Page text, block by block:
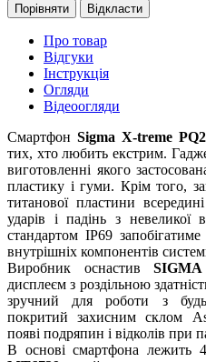
Порівняти Відкласти
Про товар
Відгуки
Інструкція
Огляди
Відеоогляди
СмартфонSigma Х-treme
тих, хто любить екстрим.
виготовленні якого
пластику і гуми. Крім того,
титанової пластини
ударів і падінь з невеликої
стандартом IP69
внутрішніх компонентів
Виробник оснастив SIGMA
дисплеєм з роздільною
зручний для роботи з
покритий захисним склом
появі подряпин і відколів при
В основі смартфона лежить